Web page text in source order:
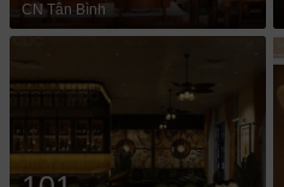
CN Tân Bình